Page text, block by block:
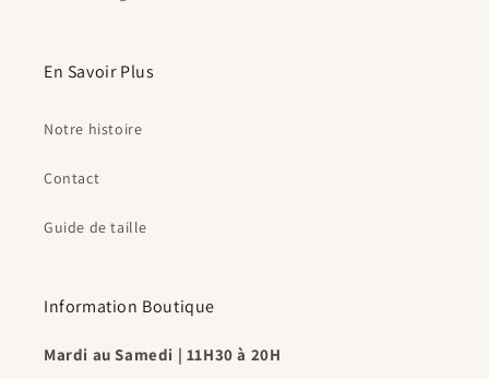
En Savoir Plus
Notre histoire
Contact
Guide de taille
Information Boutique
Mardi au Samedi | 11H30 à 20H